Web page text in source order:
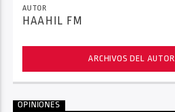
AUTOR
HAAHIL FM
ARCHIVOS DEL AUTOR
OPINIONES